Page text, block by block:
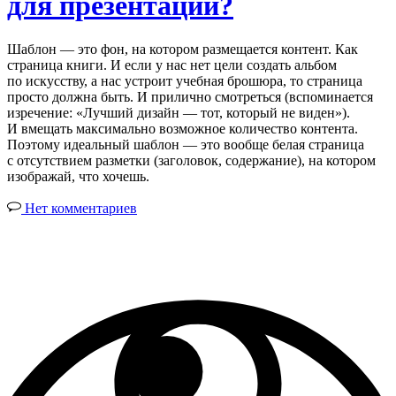
Шаблон — это фон, на котором размещается контент. Как
страница книги. И если у нас нет цели создать альбом
по искусству, а нас устроит учебная брошюра, то страница
просто должна быть. И прилично смотреться (вспоминается
изречение: «Лучший дизайн — тот, который не виден»).
И вмещать максимально возможное количество контента.
Поэтому идеальный шаблон — это вообще белая страница
с отсутствием разметки (заголовок, содержание), на котором
изображай, что хочешь.
Нет комментариев